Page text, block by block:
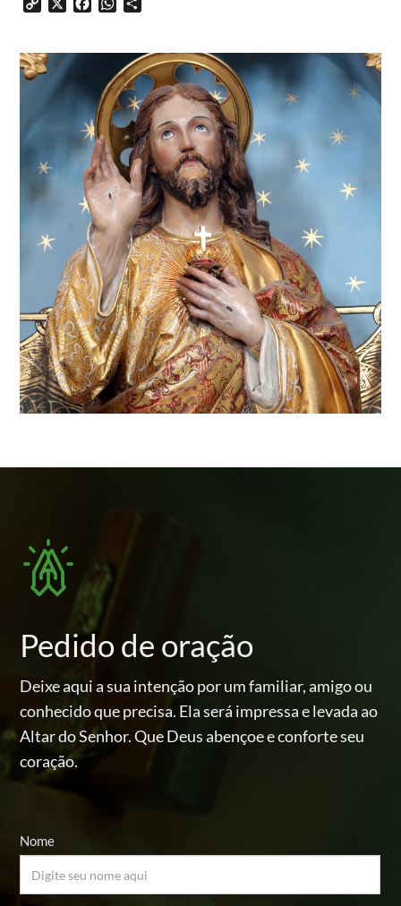
Copy X FacebookWhatsApp
Pedido de oração
Deixe aqui a sua intenção por um familiar, amigo ou
conhecidoque precisa. Ela será impressa e levada ao
Altar do Senhor.Que Deus abençoe e conforte seu
coração.
Nome